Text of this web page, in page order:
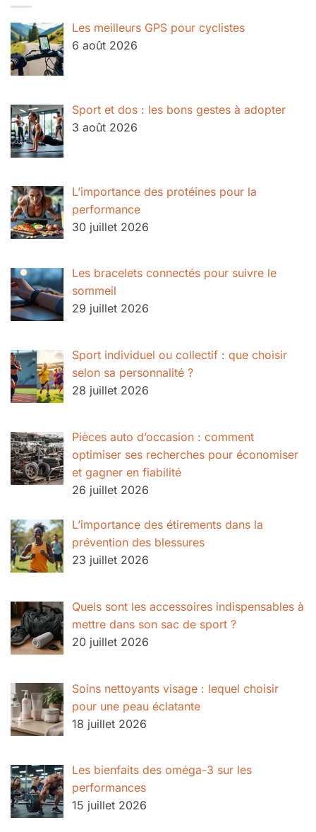
Les meilleurs GPS pour cyclistes
6 août 2026
Sport et dos : les bons gestes à adopter
3 août 2026
L’importance des protéines pour la
performance
30 juillet 2026
Les bracelets connectés pour suivre le
sommeil
29 juillet 2026
Sport individuel ou collectif : que choisir
selon sa personnalité ?
28 juillet 2026
Pièces auto d’occasion : comment
optimiser ses recherches pour économiser
et gagner en fiabilité
26 juillet 2026
L’importance des étirements dans la
prévention des blessures
23 juillet 2026
Quels sont les accessoires indispensables à
mettre dans son sac de sport ?
20 juillet 2026
Soins nettoyants visage : lequel choisir
pour une peau éclatante
18 juillet 2026
Les bienfaits des oméga-3 sur les
performances
15 juillet 2026